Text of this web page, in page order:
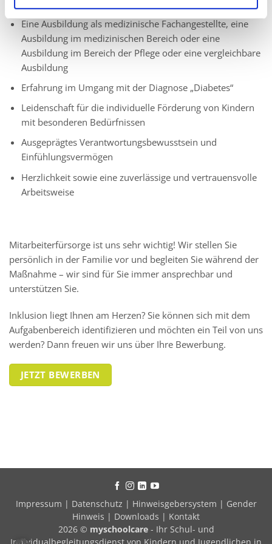
Ihr Profil:
Eine Ausbildung als medizinische Fachangestellte, eine
Ausbildung im medizinischen Bereich oder eine
Ausbildung im Bereich der Pflege oder eine vergleichbare
Ausbildung
Erfahrung im Umgang mit der Diagnose „Diabetes“
Leidenschaft für die individuelle Förderung von Kindern
mit besonderen Bedürfnissen
Ausgeprägtes Verantwortungsbewusstsein und
Einfühlungsvermögen
Herzlichkeit sowie eine zuverlässige und vertrauensvolle
Arbeitsweise
Mitarbeiterfürsorge ist uns sehr wichtig! Wir stellen Sie
persönlich in der Familie vor und begleiten Sie während der
Maßnahme – wir sind für Sie immer ansprechbar und
unterstützen Sie.
Inklusion liegt Ihnen am Herzen? Sie können sich mit dem
Aufgabenbereich identifizieren und möchten ein Teil von uns
werden? Dann freuen wir uns über Ihre Bewerbung.
JETZT BEWERBEN
Impressum | Datenschutz | Hinweisgebersystem | Gender
Hinweis | Downloads | Kontakt
2026 © myschoolcare- Ihr Schul- und